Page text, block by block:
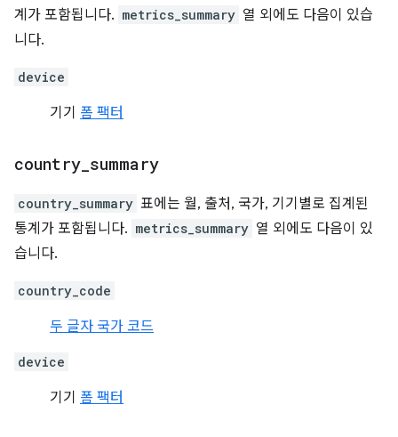
계가 포함됩니다. metrics_summary 열 외에도 다음이 있습
니다.
device
기기 폼 팩터
country summary
country_summary 표에는 월, 출처, 국가, 기기별로 집계된
통계가 포함됩니다. metrics_summary 열 외에도 다음이 있
습니다.
country_code
두 글자 국가 코드
device
기기 폼 팩터